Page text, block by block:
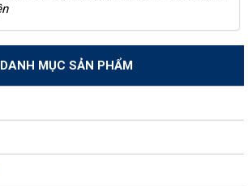
DANH MỤC SẢN PHẨM